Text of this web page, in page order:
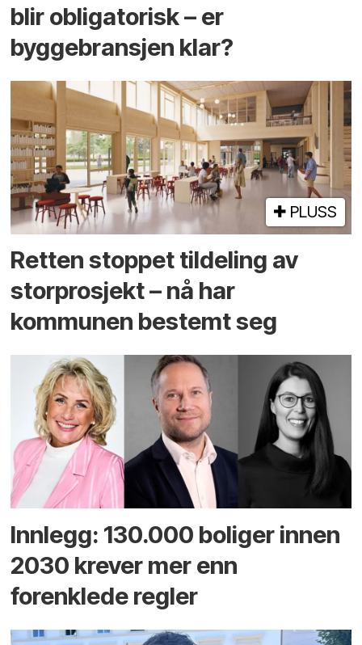
blir obligatorisk – er
byggebransjen klar?
PLUSS
Retten stoppet tildeling av
storprosjekt – nå har
kommunen bestemt seg
Innlegg: 130.000 boliger innen
2030 krever mer enn
forenklede regler